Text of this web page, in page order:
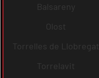
Balsareny
Olost
Torrelles de Llobregat
Torrelavit